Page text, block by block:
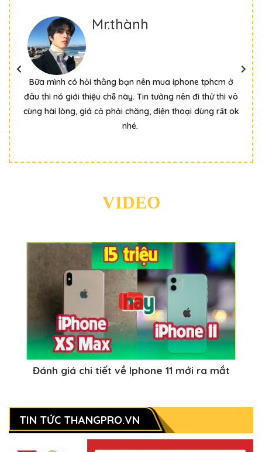
Mr.thành
Bữa mình có hỏi thằng bạn nên mua iphone tphcm ở
đâu thì nó giới thiệu chỗ này. Tin tưởng nên đi thử thì vô
cùng hài lòng, giá cả phải chăng, điện thoại dùng rất ok
nhé.
VIDEO
Đánh giá chi tiết về Iphone 11 mới ra mắt
TIN TỨC THANGPRO.VN